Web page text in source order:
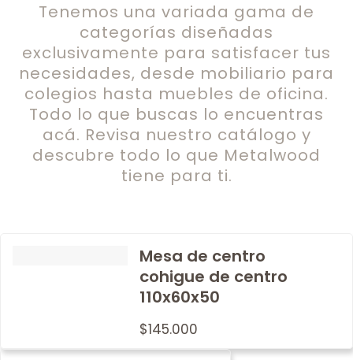
Tenemos una variada gama de
categorías diseñadas
exclusivamente para satisfacer tus
necesidades, desde mobiliario para
colegios hasta muebles de oficina.
Todo lo que buscas lo encuentras
acá. Revisa nuestro catálogo y
descubre todo lo que Metalwood
tiene para ti.
Mesa de centro
cohigue de centro
110x60x50
$145.000